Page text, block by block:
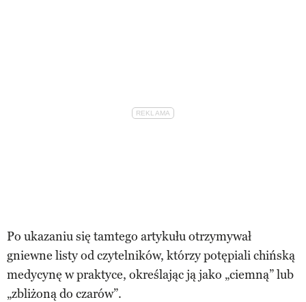
Po ukazaniu się tamtego artykułu otrzymywał
gniewne listy od czytelników, którzy potępiali chińską
medycynę w praktyce, określając ją jako „ciemną” lub
„zbliżoną do czarów”.